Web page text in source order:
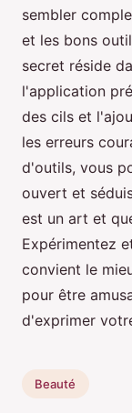
sembler
et les bons
secret réside
l'application
des cils et
les erreurs
d'outils, vous
ouvert et
est un art et
Expérimentez
convient le
pour être
d'exprimer
Beauté